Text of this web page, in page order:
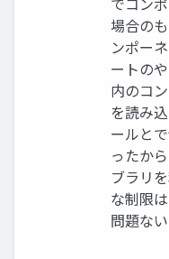
場合の
ンポー
ートの
内のコ
を読み
ールと
ったか
ブラリ
な制限
問題な